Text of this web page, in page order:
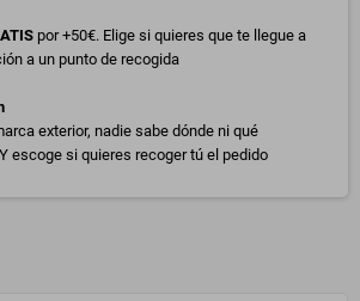
por +50€. Elige si quieres que te llegue a
a un punto de recogida
exterior, nadie sabe dónde ni qué
escoge si quieres recoger tú el pedido